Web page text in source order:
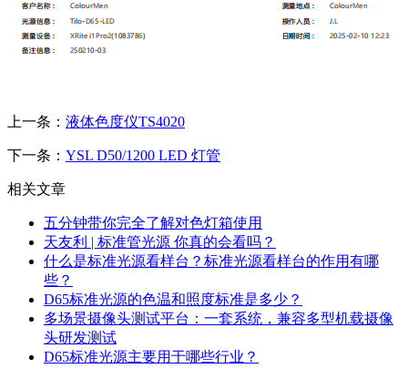
上一条： 液体色度仪TS4020
下一条： YSL D50/1200 LED 灯管
相关文章
五分钟带你完全了解对色灯箱使用
天友利 | 标准管光源 你真的会看吗？
什么是标准光源看样台？标准光源看样台的作用有哪
些？
D65标准光源的色温和照度标准是多少？
多场景摄像头测试平台：一套系统，兼容多型机载摄像
头研发测试
D65标准光源主要用于哪些行业？